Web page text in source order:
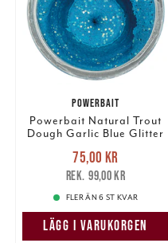
POWERBAIT
Powerbait Natural Trout
Dough Garlic Blue Glitter
Nuvarande pris
75,00 krTidigare pris
99,00 kr
75,00 kr
99,00 kr
FLER ÄN 6 ST KVAR
LÄGG I VARUKORGEN